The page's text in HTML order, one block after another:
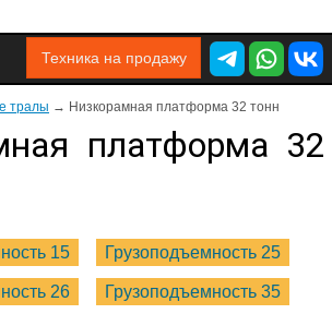
Техника на продажу
тралы → Низкорамная платформа 32 тонн
платформа 32
15 Грузоподъемность 25
26 Грузоподъемность 35